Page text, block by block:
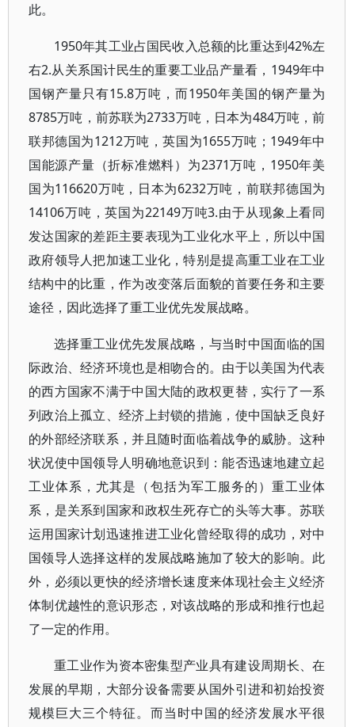
此。
1950年其工业占国民收入总额的比重达到42%左
右2.从关系国计民生的重要工业品产量看，1949年中
国钢产量只有15.8万吨，而1950年美国的钢产量为
8785万吨，前苏联为2733万吨，日本为484万吨，前
联邦德国为1212万吨，英国为1655万吨；1949年中
国能源产量（折标准燃料）为2371万吨，1950年美
国为116620万吨，日本为6232万吨，前联邦德国为
14106万吨，英国为22149万吨3.由于从现象上看同
发达国家的差距主要表现为工业化水平上，所以中国
政府领导人把加速工业化，特别是提高重工业在工业
结构中的比重，作为改变落后面貌的首要任务和主要
途径，因此选择了重工业优先发展战略。
选择重工业优先发展战略，与当时中国面临的国
际政治、经济环境也是相吻合的。由于以美国为代表
的西方国家不满于中国大陆的政权更替，实行了一系
列政治上孤立、经济上封锁的措施，使中国缺乏良好
的外部经济联系，并且随时面临着战争的威胁。这种
状况使中国领导人明确地意识到：能否迅速地建立起
工业体系，尤其是（包括为军工服务的）重工业体
系，是关系到国家和政权生死存亡的头等大事。苏联
运用国家计划迅速推进工业化曾经取得的成功，对中
国领导人选择这样的发展战略施加了较大的影响。此
外，必须以更快的经济增长速度来体现社会主义经济
体制优越性的意识形态，对该战略的形成和推行也起
了一定的作用。
重工业作为资本密集型产业具有建设周期长、在
发展的早期，大部分设备需要从国外引进和初始投资
规模巨大三个特征。而当时中国的经济发展水平很